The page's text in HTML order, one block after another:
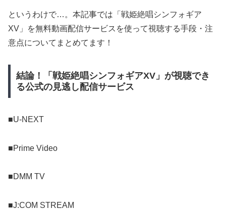
というわけで…。本記事では「戦姫絶唱シンフォギア
XV」を無料動画配信サービスを使って視聴する手段・注
意点についてまとめてます！
結論！「戦姫絶唱シンフォギアXV」が視聴でき
る公式の見逃し配信サービス
■U-NEXT
■Prime Video
■DMM TV
■J:COM STREAM